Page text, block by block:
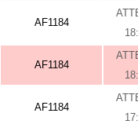
AF1184
AF1184
AF1184